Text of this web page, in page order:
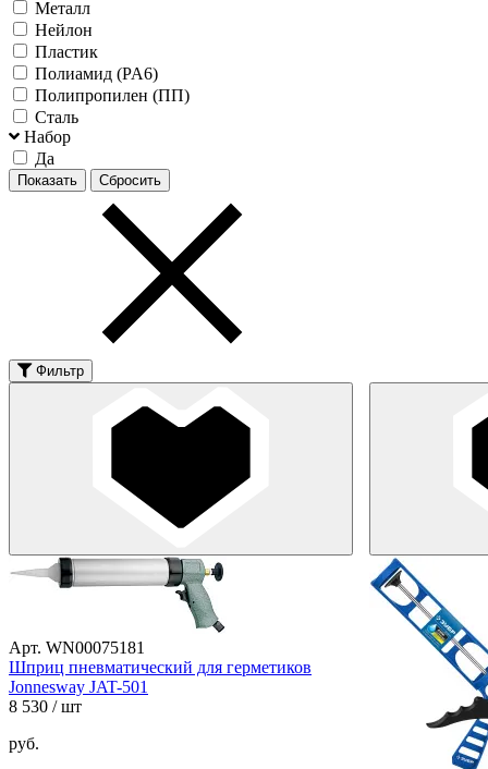
Металл
Нейлон
Пластик
Полиамид (PA6)
Полипропилен (ПП)
Сталь
Набор
Да
Фильтр
Арт. WN00075181
Шприц пневматический для герметиков
Jonnesway JAT-501
8 530 / шт
руб.